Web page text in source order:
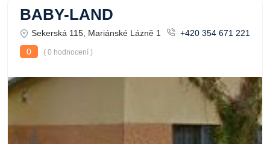
BABY-LAND
Sekerská 115, Mariánské Lázně 1
+420 354 671 221
0
( 0 hodnocení )